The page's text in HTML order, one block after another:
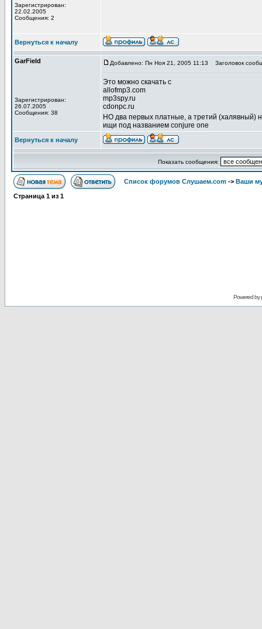
Зарегистрирован:
22.02.2005
Сообщения: 2
Вернуться к началу
GarField
Зарегистрирован:
26.07.2005
Сообщения: 38
Добавлено: Пн Ноя 21, 2005 11:13 Заголовок
Это можно скачать с
allofmp3.com
mp3spy.ru
cdonpc.ru
НО два первых платные, а третий (халявный)
ищи под названием conjure one
Вернуться к началу
Показать сообщения:
Список форумов Слушаем.com -> Ваши
Страница 1 из 1
Powered by